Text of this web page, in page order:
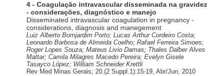
4 - Coagulação intravascular disseminada na gravidez
- considerações, diagnóstico e manejo
Disseminated intravascular coagulation in pregnancy -
considerations, diagnosis and manegement
Luiz Alberto Bomjardim Porto; Lucas Arthur Cordeiro Costa;
Leonardo Barbosa de Almeida Coelho; Rafael Ferreira Simoes;
Roger Lopes Souza; Mateus Livio Damas; Thales Dalber Alves
Mattar; Camila Milagres Macedo Pereira; Evelyn Gisele
Tasayco López; William Schneider Krettli
Rev Med Minas Gerais; 20.(2 Suppl.1):15-19, Abr/Jun, 2010